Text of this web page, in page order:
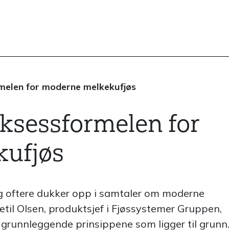
for moderne melkekufjøs
for
oftere dukker opp i samtaler om moderne
Olsen, produktsjef i Fjøssystemer Gruppen,
prinsippene som ligger til grunn.